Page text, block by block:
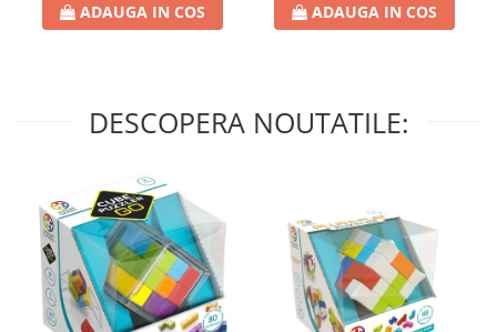
ADAUGA IN COS ADAUGA IN COS
DESCOPERA NOUTATILE: